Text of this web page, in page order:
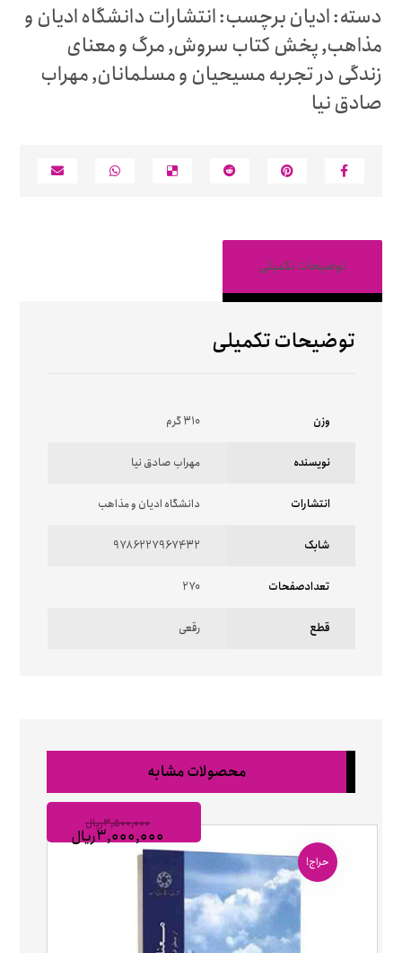
دسته:ادیانبرچسب:انتشارات دانشگاه ادیان و
مذاهب,پخش کتاب سروش,مرگ و معنای
زندگی در تجربه مسیحیان و مسلمانان,مهراب
صادق نیا
توضیحات تکمیلی
توضیحات تکمیلی
وزن 310 گرم
نویسنده مهراب صادق نیا
انتشارات دانشگاه ادیان و مذاهب
شابک 9786227967432
تعدادصفحات 270
قطع رقعی
محصولات مشابه
۳,۵۰۰,۰۰۰ریال
۳,۰۰۰,۰۰۰ریال
حراج!